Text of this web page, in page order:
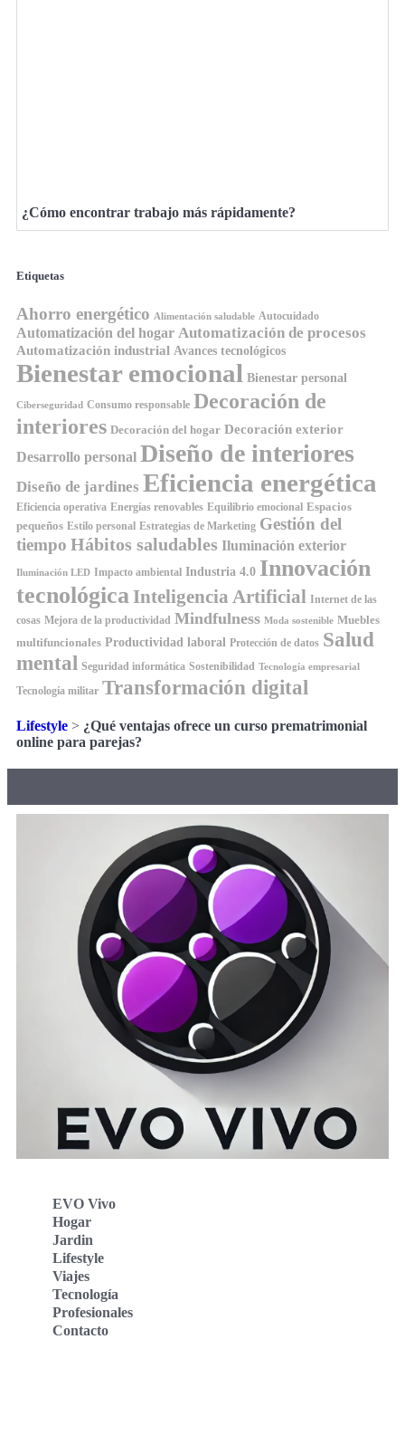
¿Cómo encontrar trabajo más rápidamente?
Etiquetas
Ahorro energético Alimentación saludable Autocuidado
Automatización del hogar Automatización de procesos
Automatización industrial Avances tecnológicos
Bienestar emocional Bienestar personal
Ciberseguridad Consumo responsable Decoración de
interiores Decoración del hogar Decoración exterior
Desarrollo personal Diseño de interiores
Diseño de jardines Eficiencia energética
Eficiencia operativa Energías renovables Equilibrio emocional Espacios
pequeños Estilo personal Estrategias de Marketing Gestión del
tiempo Hábitos saludables Iluminación exterior
Iluminación LED Impacto ambiental Industria 4.0 Innovación
tecnológica Inteligencia Artificial Internet de las
cosas Mejora de la productividad Mindfulness Moda sostenible Muebles
multifuncionales Productividad laboral Protección de datos Salud
mental Seguridad informática Sostenibilidad Tecnología empresarial
Tecnología militar Transformación digital
Lifestyle > ¿Qué ventajas ofrece un curso prematrimonial
online para parejas?
EVO Vivo
Hogar
Jardin
Lifestyle
Viajes
Tecnología
Profesionales
Contacto